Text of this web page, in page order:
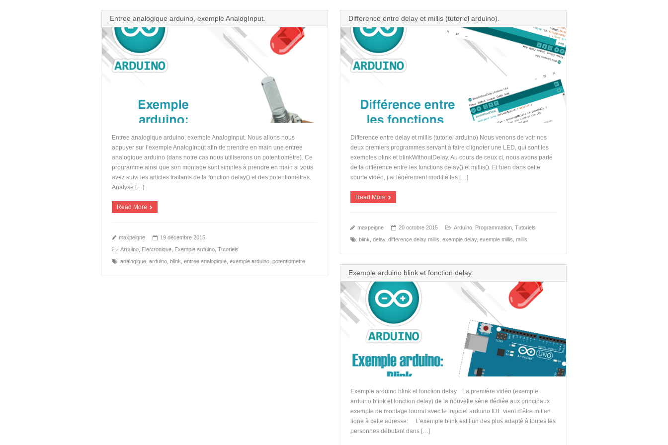
Entree analogique arduino, exemple AnalogInput.
Entree analogique arduino, exemple AnalogInput. Nous allons nous
appuyer sur l’exemple AnalogInput afin de prendre en main une entree
analogique arduino (dans notre cas nous utiliserons un potentiomètre). Ce
programme ainsi que son montage sont simples à prendre en main si vous
avez suivi les articles traitants de la fonction delay() et des potentiomètres.
Analyse […]
Read More
maxpeigne
19 décembre 2015
Arduino Electronique Exemple arduino Tutoriels
analogique arduino blink entree analogique exemple arduino potentiometre
Difference entre delay et millis (tutoriel arduino).
Difference entre delay et millis (tutoriel arduino) Nous venons de voir nos
deux premiers programmes servant à faire clignoter une LED, qui sont les
exemples blink et blinkWithoutDelay. Au cours de ceux ci, nous avons parlé
de la différence entre les fonctions delay() et millis(). Et bien dans cette
courte vidéo, j’ai légérement modifié les […]
Read More
maxpeigne 20 octobre 2015 Arduino Programmation Tutoriels
blink delay, difference delay millis exemple delay, exemple millis millis
Exemple arduino blink et fonction delay.
Exemple arduino blink et fonction delay. La première vidéo (exemple
arduino blink et fonction delay) de la nouvelle série dédiée aux principaux
exemple de montage fournit avec le logiciel arduino IDE vient d’être mit en
ligne à cette adresse: L’exemple blink est l’un des plus adapté à toutes les
personnes débutant dans […]